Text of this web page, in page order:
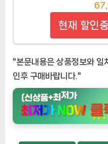
현재 할인
"본문내용은 상품정보와 일
인후 구매바랍니다."